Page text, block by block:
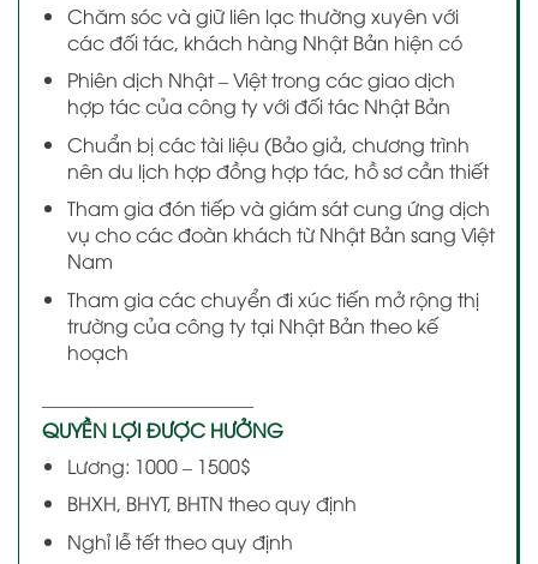
Chăm sóc và giữ liên lạc thường xuyên với
các đối tác, khách hàng Nhật Bản hiện có
Phiên dịch Nhật – Việt trong các giao dịch
hợp tác của công ty với đối tác Nhật Bản
Chuẩn bị các tài liệu (Bảo giả, chương trình
nên du lịch hợp đồng hợp tác, hồ sơ cần thiết
Tham gia đón tiếp và giám sát cung ứng dịch
vụ cho các đoàn khách từ Nhật Bản sang Việt
Nam
Tham gia các chuyển đi xúc tiến mở rộng thị
trường của công ty tại Nhật Bản theo kế
hoạch
———————————
QUYỀN LỢI ĐƯỢC HƯỞNG
Lương: 1000 – 1500$
BHXH, BHYT, BHTN theo quy định
Nghỉ lễ tết theo quy định